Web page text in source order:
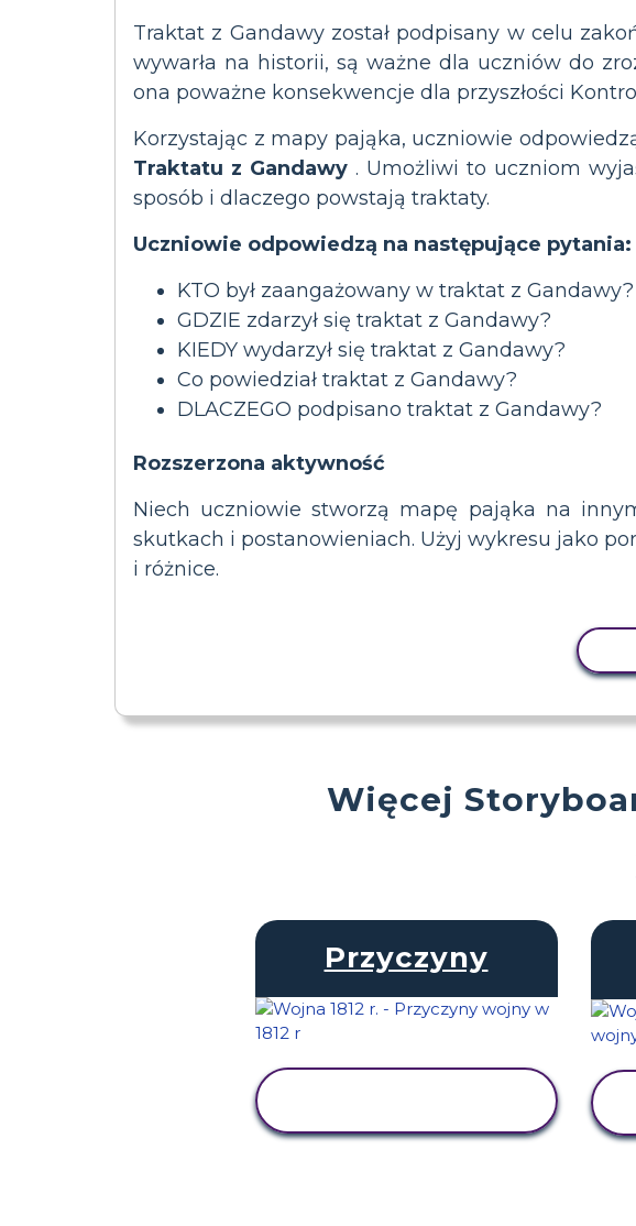
Traktat z Gandawy został podpisany w celu
wywarła na historii, są ważne dla uczniów do
ona poważne konsekwencje dla przyszłości
Korzystając z mapy pająka, uczniowie
Traktatu z Gandawy . Umożliwi to uczniom
sposób i dlaczego powstają traktaty.
Uczniowie odpowiedzą na następujące pytania:
KTO był zaangażowany w traktat z Gandawy?
GDZIE zdarzył się traktat z Gandawy?
KIEDY wydarzył się traktat z Gandawy?
Co powiedział traktat z Gandawy?
DLACZEGO podpisano traktat z Gandawy?
Rozszerzona aktywność
Niech uczniowie stworzą mapę pająka na
skutkach i postanowieniach. Użyj wykresu jako
i różnice.
Więcej
Przyczyny